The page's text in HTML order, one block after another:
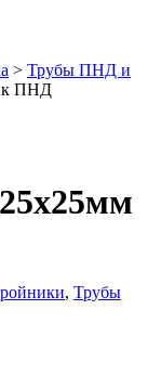
> Трубы ПНД и
ПНД
, Трубы